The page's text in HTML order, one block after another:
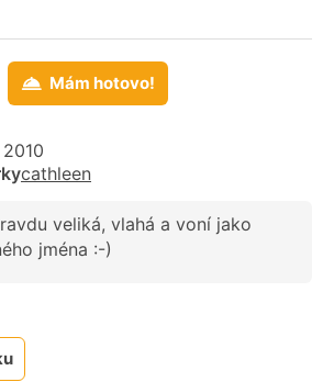
Mám hotovo!
cathleen
veliká, vlahá a voní jako
jména :-)